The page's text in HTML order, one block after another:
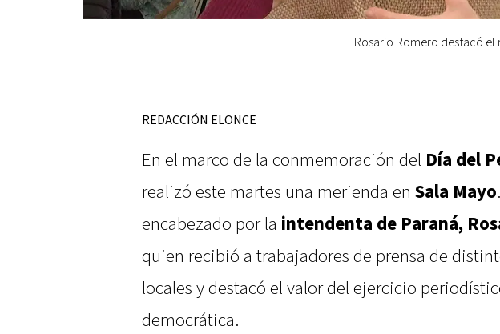
Rosario Romero destacó
REDACCIÓN ELONCE
En el marco de la conmemoración del Día del
realizó este martes una merienda en Sala Mayo
encabezado por la intendenta de Paraná,
quien recibió a trabajadores de prensa de
locales y destacó el valor del ejercicio
democrática.